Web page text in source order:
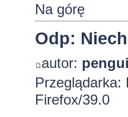
Na górę
Odp:
autor:
Przeglądarka:
Firefox/39.0